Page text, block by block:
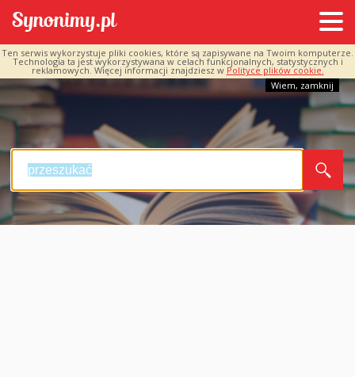
Ten serwis wykorzystuje pliki cookies, które są zapisywane na Twoim komputerze.
Technologia ta jest wykorzystywana w celach funkcjonalnych, statystycznych i
reklamowych. Więcej informacji znajdziesz w Polityce plików cookie.
Wiem, zamknij